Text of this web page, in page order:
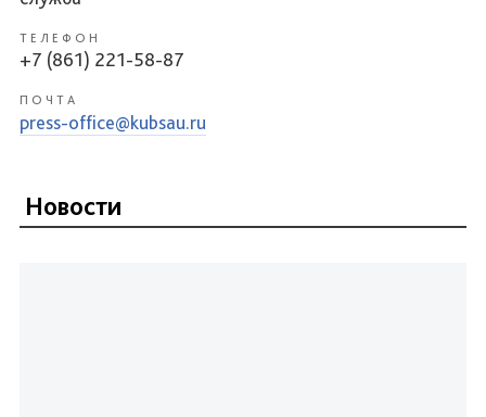
ТЕЛЕФОН
+7 (861) 221-58-87
ПОЧТА
press-office@kubsau.ru
Новости